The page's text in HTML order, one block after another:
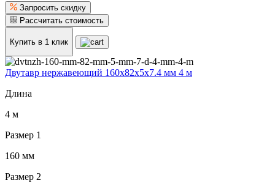
Запросить скидку
Рассчитать стоимость
Купить в 1 клик
Двутавр нержавеющий 160x82x5x7.4 мм 4 м
Длина
4 м
Размер 1
160 мм
Размер 2